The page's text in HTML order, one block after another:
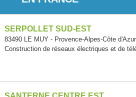
SERPOLLET SUD-EST
83490 LE MUY - Provence-Alpes-Côte d'Azur
Construction de réseaux électriques et de